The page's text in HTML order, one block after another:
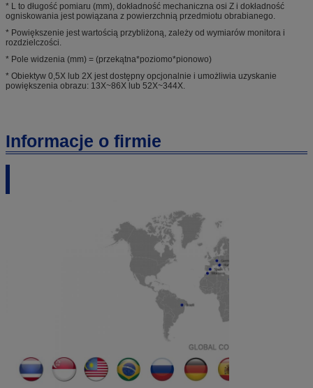
* L to długość pomiaru (mm), dokładność mechaniczna osi Z i dokładność
ogniskowania jest powiązana z powierzchnią przedmiotu obrabianego.
* Powiększenie jest wartością przybliżoną, zależy od wymiarów monitora i
rozdzielczości.
* Pole widzenia (mm) = (przekątna*poziomo*pionowo)
* Obiektyw 0,5X lub 2X jest dostępny opcjonalnie i umożliwia uzyskanie
powiększenia obrazu: 13X~86X lub 52X~344X.
Informacje o firmie